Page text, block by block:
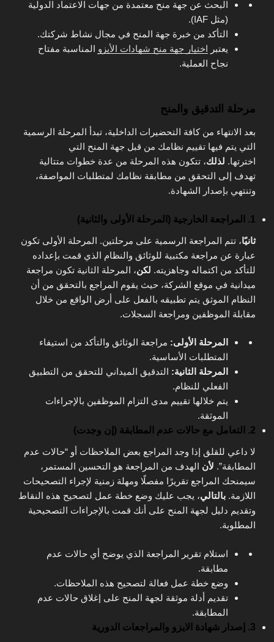
البحث عن جهة منح معتمدة من جهات الاعتماد الدولية
(مثل IAF).
التأكد من خبرة جهة المنح في مجال نشاط شركتك.
يعتبر اختيار جهة منح شهادات الأيزو المناسبة مفتاح
نجاح العملية.
مرحلة التدقيق والمنح
بعد الانتهاء من كافة التحضيرات الداخلية، تبدأ المرحلة الرسمية
التي يتم فيها تقييم نظامك من قبل جهة المنح التي
اخترتها. لذلك، تتكون هذه المرحلة من عدة خطوات متتالية
تهدف إلى التحقق من مطابقة نظامك لمتطلبات المواصفة،
وتنتهي بإصدار الشهادة.
1. المراجعة الخارجية (المرحلة الأولى والثانية)
ثانيًا، تتم المراجعة الرسمية على مرحلتين. المرحلة الأولى تكون
عبارة عن مراجعة مكتبية للوثائق والنظام الذي قمت بإعداده
للتأكد من اكتماله وجاهزيته. لكن، المرحلة الثانية تكون مراجعة
ميدانية في موقع الشركة، حيث يقوم المراجع بالتحقق من أن
النظام الموثق يتم تطبيقه بالفعل على أرض الواقع من خلال
مقابلة الموظفين ومراجعة السجلات.
المرحلة الأولى: مراجعة الوثائق والتأكد من استيفاء
المتطلبات الأساسية.
المرحلة الثانية: التدقيق الميداني للتحقق من التطبيق
الفعلي للنظام.
يتم خلالها تقييم مدى التزام الموظفين بالإجراءات
الموثقة.
2. التعامل مع حالات عدم المطابقة (إن وجدت)
لا داعي للقلق إذا وجد المراجع بعض الملاحظات أو “حالات عدم
المطابقة”. لأن الهدف من المراجعة هو التحسين المستمر،
سيمنحك المراجع تقريرًا مفصلًا ومهلة زمنية لإجراء التصحيحات
اللازمة. بالتالي، يجب عليك وضع خطة عمل لتصحيح هذه النقاط
وتقديم دليل لجهة المنح على أنك قمت بالإجراءات التصحيحية
المطلوبة.
استلام تقرير المراجعة الذي يوضح أي حالات عدم
مطابقة.
وضع خطة عمل فعالة لتصحيح هذه الملاحظات.
تقديم أدلة موثقة لجهة المنح على إغلاق حالات عدم
المطابقة.
3. إصدار شهادة الايزو والمراجعات الدورية